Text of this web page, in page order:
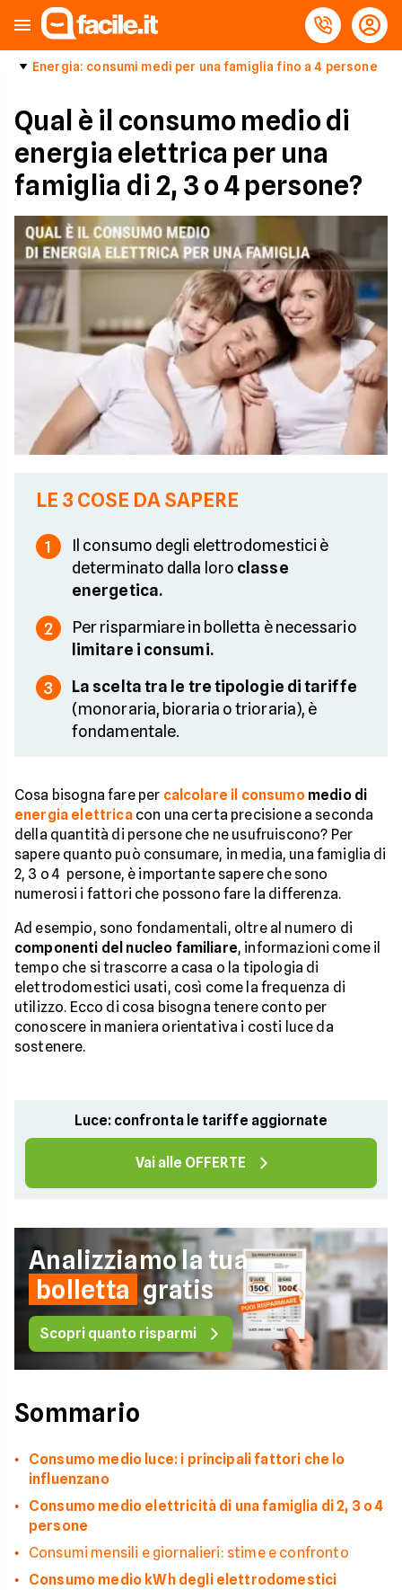
Energia: consumi medi per una famiglia fino a 4 persone
Qual è il consumo medio di
energia elettrica per una
famiglia di 2, 3 o 4 persone?
LE 3 COSE DA SAPERE
1
Il consumo degli elettrodomestici è
determinato dalla loro classe
energetica.
2
Per risparmiare in bolletta è necessario
limitare i consumi.
3
La scelta tra le tre tipologie di tariffe
(monoraria, bioraria o trioraria), è
fondamentale.
Cosa bisogna fare per calcolare il consumo medio di
energia elettricacon una certa precisione a seconda
della quantità di persone che ne usufruiscono? Per
sapere quanto può consumare, in media, una famiglia di
2, 3 o 4 persone, è importante sapere che sono
numerosi i fattori che possono fare la differenza.
Ad esempio, sono fondamentali, oltre al numero di
componenti del nucleo familiare, informazioni come il
tempo che si trascorre a casa o la tipologia di
elettrodomestici usati, così come la frequenza di
utilizzo. Ecco di cosa bisogna tenere conto per
conoscere in maniera orientativa i costi luce da
sostenere.
Luce: confronta le tariffe aggiornate
Vai alle OFFERTE
Analizziamo la tua
bolletta gratis
Scopri quanto risparmi
Sommario
Consumo medio luce: i principali fattori che lo
influenzano
Consumo medio elettricità di una famiglia di 2, 3 o 4
persone
Consumi mensili e giornalieri: stime e confronto
Consumo medio kWh degli elettrodomestici